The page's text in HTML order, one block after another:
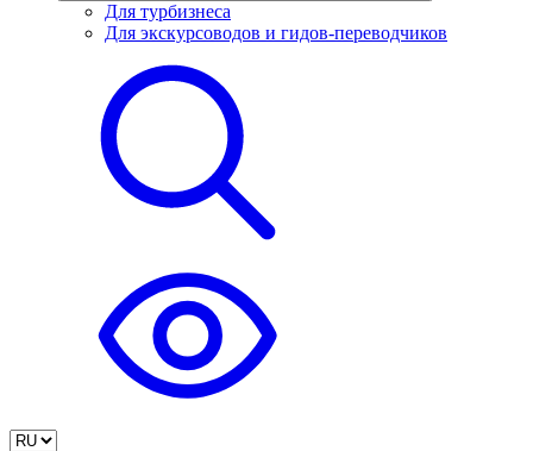
Для турбизнеса
Для экскурсоводов и гидов-переводчиков